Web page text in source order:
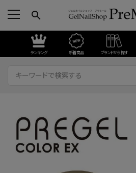
search
ランキング 新着商品 ブランドから探す